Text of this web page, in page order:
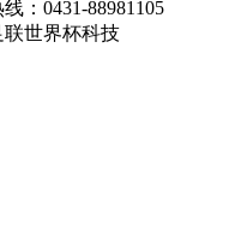
：0431-88981105
联世界杯科技